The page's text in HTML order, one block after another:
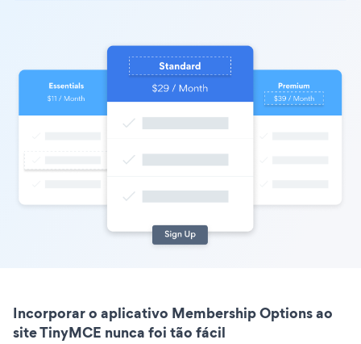
Incorporar o aplicativo Membership Options ao
site TinyMCE nunca foi tão fácil